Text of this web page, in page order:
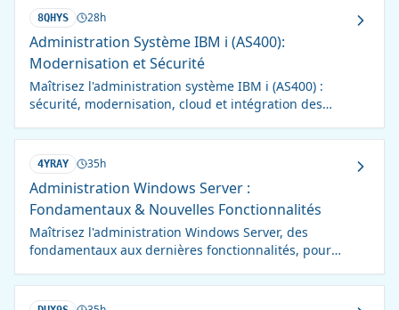
8QHYS 28h
Administration Système IBM i (AS400):
Modernisation et Sécurité
Maîtrisez l'administration système IBM i (AS400) :
sécurité, modernisation, cloud et intégration des
actualisée.
4YRAY 35h
Administration Windows Server :
Fondamentaux & Nouvelles Fonctionnalités
Maîtrisez l'administration Windows Server, des
fondamentaux aux dernières fonctionnalités, pour